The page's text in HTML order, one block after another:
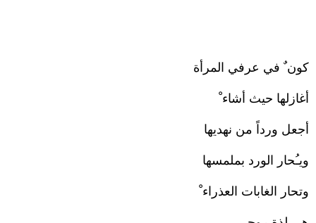
كون ٌ في عرفي المرأة
أغازلها حيث أشاء ْ
أجعل ورداً من نهديها
ويـُحار الورد بملمسها
وتحار الغابات العذراء ْ